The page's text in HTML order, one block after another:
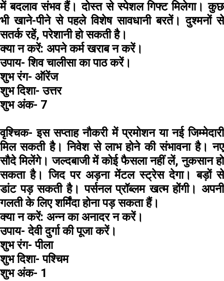
में बदलाव संभव हैं। दोस्त से स्पेशल गिफ्ट मिलेगा। कुछ
भी खाने-पीने से पहले विशेष सावधानी बरतें। दुश्मनों से
सतर्क रहें, परेशानी हो सकती है।
क्या न करें: अपने कर्म खराब न करें।
उपाय-शिव चालीसा का पाठ करें।
शुभ रंग- ऑरेंज
शुभ दिशा-उत्तर
शुभ अंक- 7
वृश्चिक-इस सप्ताह नौकरी में प्रमोशन या नई जिम्मेदारी
मिल सकती है। निवेश से लाभ होने की संभावना है। नए
सौदे मिलेंगे। जल्दबाजी में कोई फैसला नहीं लें, नुकसान हो
सकता है। जिद पर अड़ना मेंटल स्ट्रेस देगा। बड़ों से
डांट पड़ सकती है। पर्सनल प्रॉब्लम खत्म होंगी। अपनी
गलती के लिए शर्मिंदा होना पड़ सकता हैं।
क्या न करें: अन्न का अनादर न करें।
उपाय-देवी दुर्गा की पूजा करें।
शुभ रंग- पीला
शुभ दिशा- पश्चिम
शुभ अंक- 1